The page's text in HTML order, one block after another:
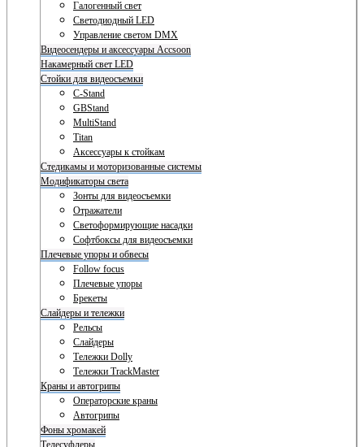
Галогенный свет
Светодиодный LED
Управление светом DMX
Видеосендеры и аксессуары Accsoon
Накамерный свет LED
Стойки для видеосъемки
C-Stand
GBStand
MultiStand
Titan
Аксессуары к стойкам
Стедикамы и моторизованные системы
Модификаторы света
Зонты для видеосъемки
Отражатели
Светоформирующие насадки
Софтбоксы для видеосъемки
Плечевые упоры и обвесы
Follow focus
Плечевые упоры
Брекеты
Слайдеры и тележки
Рельсы
Слайдеры
Тележки Dolly
Тележки TrackMaster
Краны и автогрипы
Операторские краны
Автогрипы
Фоны хромакей
Телесуфлеры